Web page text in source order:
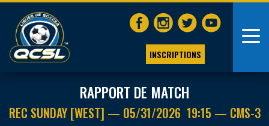
INSCRIPTIONS
RAPPORT DE MATCH
REC SUNDAY [WEST] — 05/31/2026 19:15 — CMS-3